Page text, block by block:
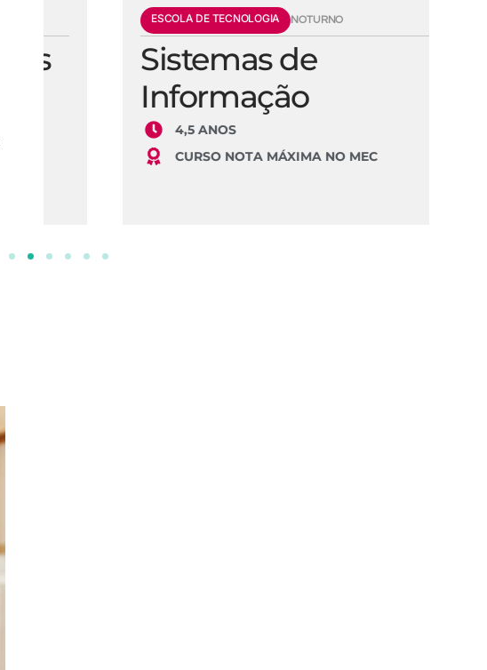
ESCOLA DE TECNOLOGIA NOTURNO
Sistemas de
Informação
4,5 ANOS
CURSO NOTA MÁXIMA NO MEC